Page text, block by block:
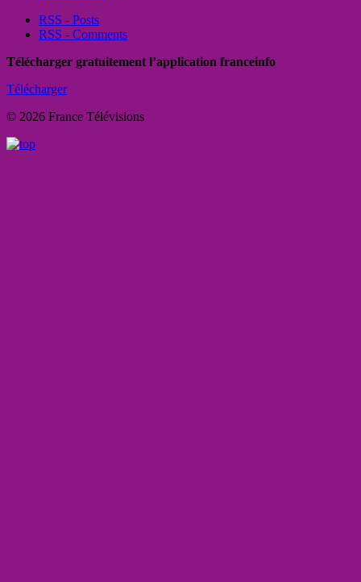
RSS - Posts
RSS - Comments
Télécharger gratuitement l’application franceinfo
Télécharger
© 2026 France Télévisions